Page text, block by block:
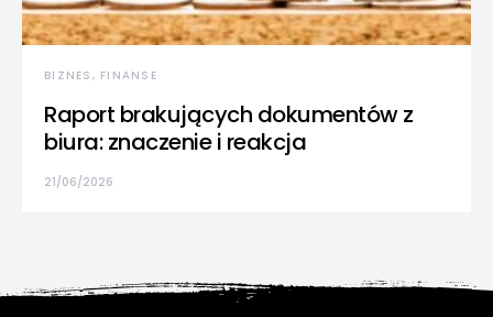
BIZNES, FINANSE
Raport brakujących dokumentów z
biura: znaczenie i reakcja
21/06/2026